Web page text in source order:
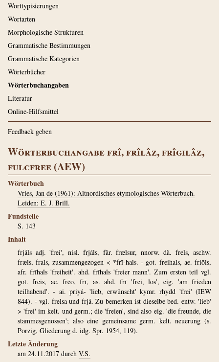
Worttypisierungen
Wortarten
Morphologische Strukturen
Grammatische Bestimmungen
Grammatische Kategorien
Wörterbücher
Wörterbuchangaben
Literatur
Online-Hilfsmittel
Feedback geben
Wörterbuchangabe frî, frîlâz, frîgilâz,
fulcfree (AEW)
Wörterbuch
Vries, Jan de (1961): Altnordisches etymologisches Wörterbuch.
Leiden: E. J. Brill.
Fundstelle
S. 143
Inhalt
frjáls adj. 'frei', nisl. frjáls, fär. frælsur, nnorw. dä. frels, aschw.
fræls, frals, zusammengezogen < *frī-hals. - got. freihals, ae. friōls,
afr. frīhals 'freiheit'. ahd. frīhals 'freier mann'. Zum ersten teil vgl.
got. freis, ae. frēo, frī, as. ahd. frī 'frei, los', eig. 'am frieden
teilhabend'. - ai. priyá- 'lieb, erwünscht' kymr. rhydd 'frei' (IEW
844). - vgl. frelsa und frjá. Zu bemerken ist dieselbe bed. entw. 'lieb'
> 'frei' im kelt. und germ.; die 'freien', sind also eig. 'die freunde, die
stammesgenossen'; also eine gemeinsame germ. kelt. neuerung (s.
Porzig, Gliederung d. idg. Spr. 1954, 119).
Letzte Änderung
am 24.11.2017 durch V.S.